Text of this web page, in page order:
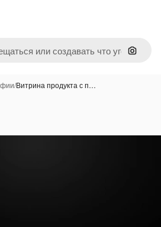
Поиск
/Витрина продукта с п…